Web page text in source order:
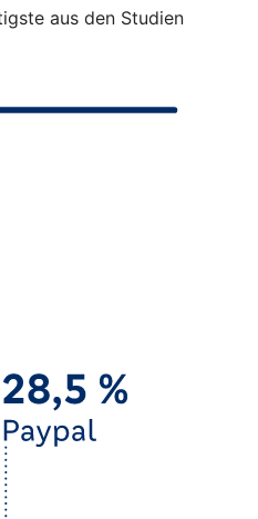
aus den Studien